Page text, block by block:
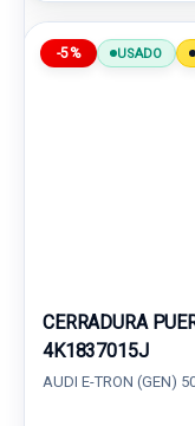
-5% USADO
CERRADURA
4K1837015J
AUDI E-TRON (GEN)